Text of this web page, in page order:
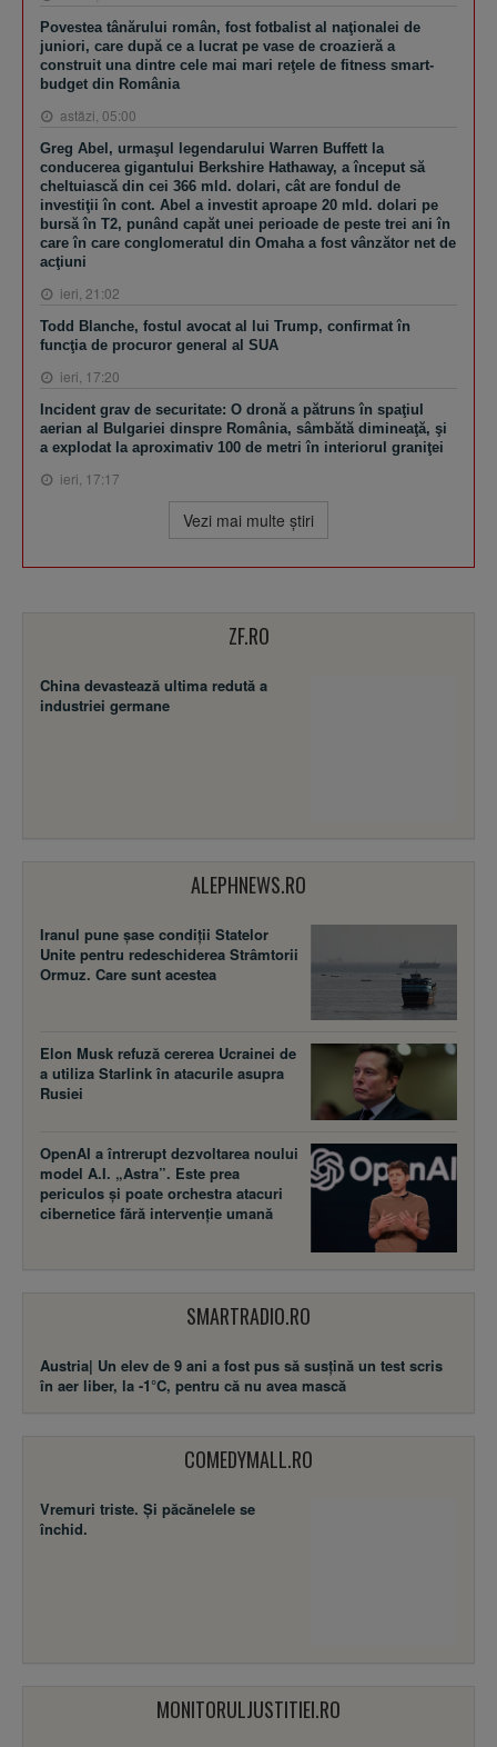
Povestea tânărului român, fost fotbalist al naţionalei de
juniori, care după ce a lucrat pe vase de croazieră a
construit una dintre cele mai mari reţele de fitness smart-
budget din România
astăzi, 05:00
Greg Abel, urmaşul legendarului Warren Buffett la
conducerea gigantului Berkshire Hathaway, a început să
cheltuiască din cei 366 mld. dolari, cât are fondul de
investiţii în cont. Abel a investit aproape 20 mld. dolari pe
bursă în T2, punând capăt unei perioade de peste trei ani în
care în care conglomeratul din Omaha a fost vânzător net de
acţiuni
ieri, 21:02
Todd Blanche, fostul avocat al lui Trump, confirmat în
funcţia de procuror general al SUA
ieri, 17:20
Incident grav de securitate: O dronă a pătruns în spaţiul
aerian al Bulgariei dinspre România, sâmbătă dimineaţă, şi
a explodat la aproximativ 100 de metri în interiorul graniţei
ieri, 17:17
Vezi mai multe ştiri
ZF.RO
China devastează ultima redută a
industriei germane
ALEPHNEWS.RO
Iranul pune șase condiții Statelor
Unite pentru redeschiderea Strâmtorii
Ormuz. Care sunt acestea
Elon Musk refuză cererea Ucrainei de
a utiliza Starlink în atacurile asupra
Rusiei
OpenAI a întrerupt dezvoltarea noului
model A.I. „Astra”. Este prea
periculos și poate orchestra atacuri
cibernetice fără intervenție umană
SMARTRADIO.RO
Austria| Un elev de 9 ani a fost pus să susţină un test scris
în aer liber, la -1°C, pentru că nu avea mască
COMEDYMALL.RO
Vremuri triste. Şi păcănelele se
închid.
MONITORULJUSTITIEI.RO